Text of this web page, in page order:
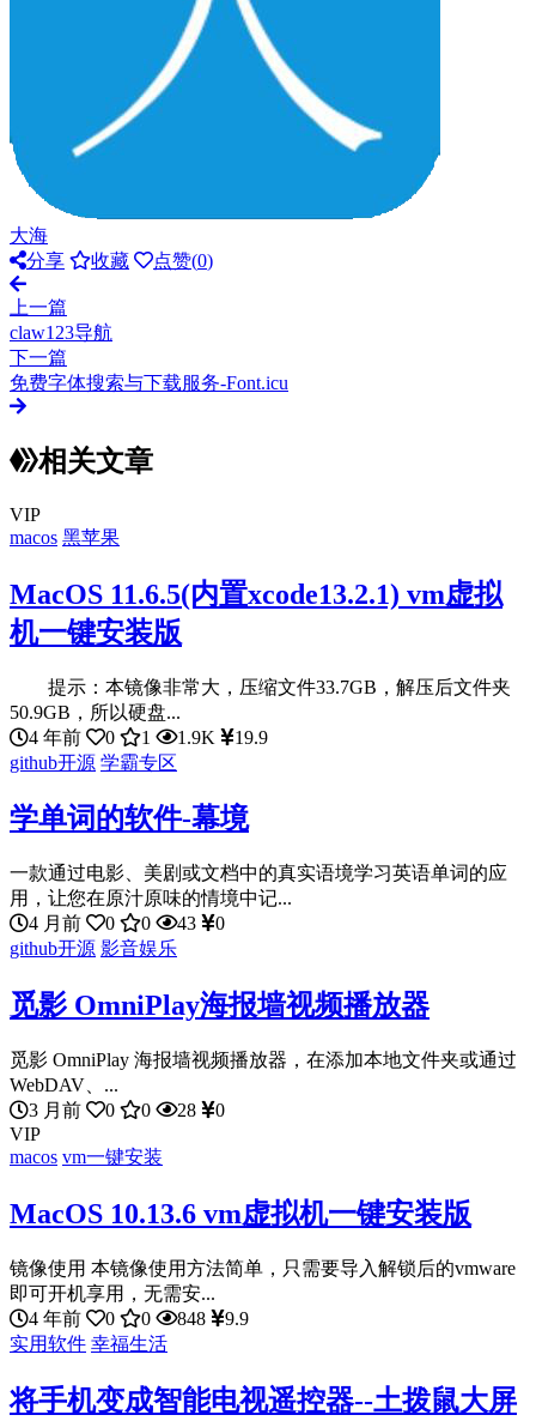
大海
分享
收藏 点赞(0)
上一篇
claw123导航
下一篇
免费字体搜索与下载服务-Font.icu
相关文章
VIP
macos 黑苹果
MacOS 11.6.5(内置xcode13.2.1) vm虚拟
机一键安装版
提示：本镜像非常大，压缩文件33.7GB，解压后文件夹
50.9GB，所以硬盘...
4 年前
0 1 1.9K
19.9
github开源 学霸专区
学单词的软件-幕境
一款通过电影、美剧或文档中的真实语境学习英语单词的应
用，让您在原汁原味的情境中记...
4 月前
0 0 43
0
github开源 影音娱乐
觅影 OmniPlay海报墙视频播放器
觅影 OmniPlay 海报墙视频播放器，在添加本地文件夹或通过
WebDAV、...
3 月前
0 0 28
0
VIP
macos vm一键安装
MacOS 10.13.6 vm虚拟机一键安装版
镜像使用 本镜像使用方法简单，只需要导入解锁后的vmware
即可开机享用，无需安...
4 年前
0 0 848
9.9
实用软件 幸福生活
将手机变成智能电视遥控器--土拨鼠大屏